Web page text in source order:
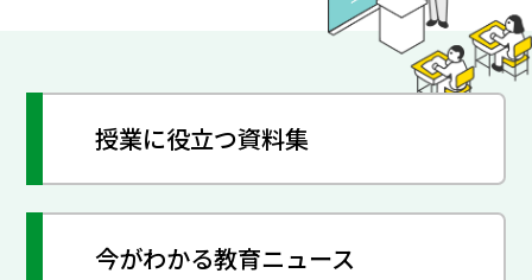
授業に役立つ資料集
今がわかる教育ニュース